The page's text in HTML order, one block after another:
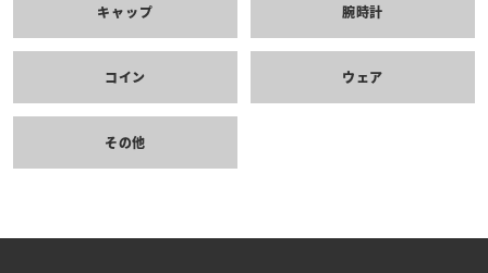
キャップ 腕時計
コイン ウェア
その他